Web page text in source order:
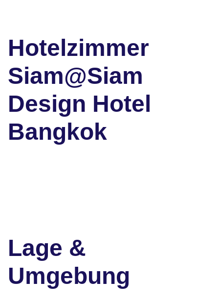
Hotelzimmer
Siam@Siam
Design Hotel
Bangkok
Lage &
Umgebung